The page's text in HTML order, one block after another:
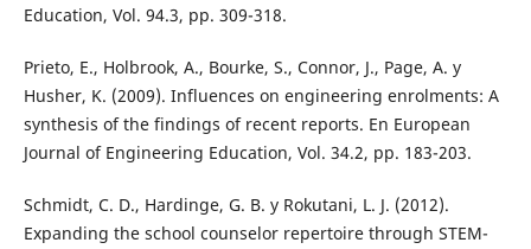
Education, Vol. 94.3, pp. 309-318.
Prieto, E., Holbrook, A., Bourke, S., Connor, J., Page, A. y
Husher, K. (2009). Influences on engineering enrolments: A
synthesis of the findings of recent reports. En European
Journal of Engineering Education, Vol. 34.2, pp. 183-203.
Schmidt, C. D., Hardinge, G. B. y Rokutani, L. J. (2012).
Expanding the school counselor repertoire through STEM-